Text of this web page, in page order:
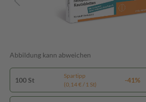
Abbildung kann abweichen
100 St
Spartipp
(0,14 € / 1 St)
-41%